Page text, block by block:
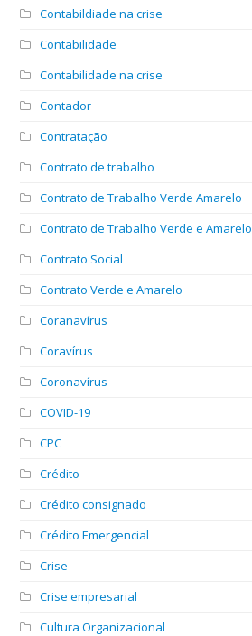
Contabildiade na crise
Contabilidade
Contabilidade na crise
Contador
Contratação
Contrato de trabalho
Contrato de Trabalho Verde Amarelo
Contrato de Trabalho Verde e Amarelo
Contrato Social
Contrato Verde e Amarelo
Coranavírus
Coravírus
Coronavírus
COVID-19
CPC
Crédito
Crédito consignado
Crédito Emergencial
Crise
Crise empresarial
Cultura Organizacional